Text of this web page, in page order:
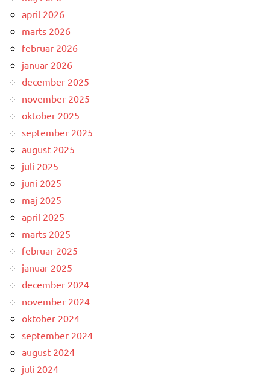
april 2026
marts 2026
februar 2026
januar 2026
december 2025
november 2025
oktober 2025
september 2025
august 2025
juli 2025
juni 2025
maj 2025
april 2025
marts 2025
februar 2025
januar 2025
december 2024
november 2024
oktober 2024
september 2024
august 2024
juli 2024